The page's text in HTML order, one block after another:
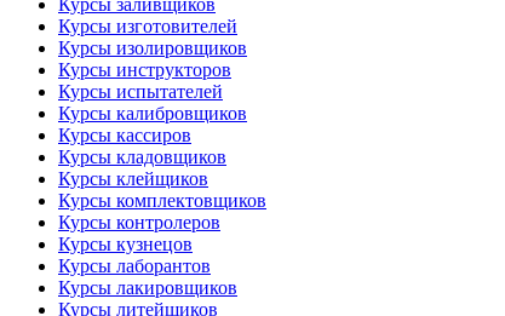
Курсы заливщиков
Курсы изготовителей
Курсы изолировщиков
Курсы инструкторов
Курсы испытателей
Курсы калибровщиков
Курсы кассиров
Курсы кладовщиков
Курсы клейщиков
Курсы комплектовщиков
Курсы контролеров
Курсы кузнецов
Курсы лаборантов
Курсы лакировщиков
Курсы литейщиков